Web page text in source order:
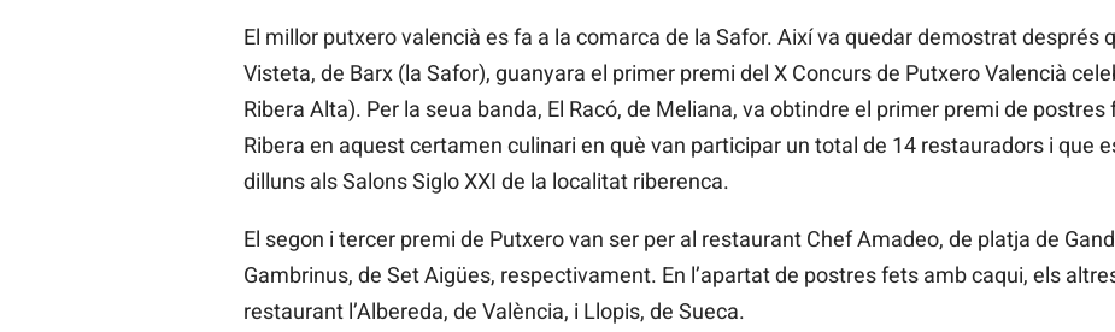
El millor putxero valencià es fa a la comarca de la Safor. Així va quedar demostrat després
Visteta, de Barx (la Safor), guanyara el primer premi del X Concurs de Putxero Valencià
Ribera Alta). Per la seua banda, El Racó, de Meliana, va obtindre el primer premi de
Ribera en aquest certamen culinari en què van participar un total de 14 restauradors i que
dilluns als Salons Siglo XXI de la localitat riberenca.
El segon i tercer premi de Putxero van ser per al restaurant Chef Amadeo, de platja de
Gambrinus, de Set Aigües, respectivament. En l’apartat de postres fets amb caqui, els
restaurant l’Albereda, de València, i Llopis, de Sueca.